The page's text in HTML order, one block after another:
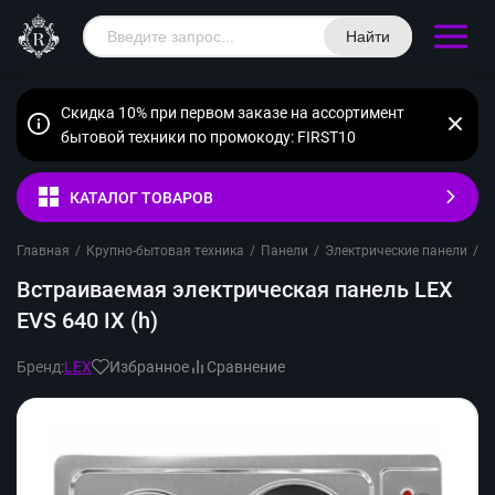
Найти
Скидка 10% при первом заказе на ассортимент
бытовой техники по промокоду: FIRST10
КАТАЛОГ ТОВАРОВ
Главная / Крупно-бытовая техника / Панели / Электрические панели /
Встраиваемая электрическая панель LEX
EVS 640 IX (h)
Бренд:LEX Избранное Сравнение